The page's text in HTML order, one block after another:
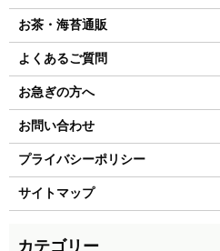
お茶・海苔通販
よくあるご質問
お急ぎの方へ
お問い合わせ
プライバシーポリシー
サイトマップ